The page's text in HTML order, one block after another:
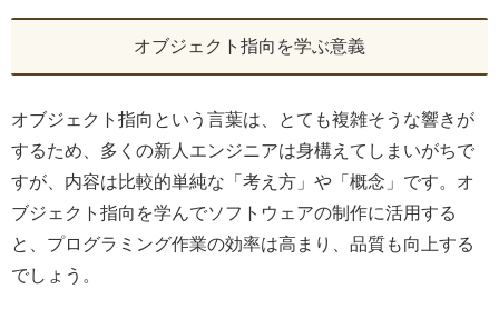
オブジェクト指向を学ぶ意義
オブジェクト指向という言葉は、とても複雑そうな響きが
するため、多くの新人エンジニアは身構えてしまいがちで
すが、内容は比較的単純な「考え方」や「概念」です。オ
ブジェクト指向を学んでソフトウェアの制作に活用する
と、プログラミング作業の効率は高まり、品質も向上する
でしょう。